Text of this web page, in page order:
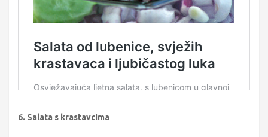
6. Salata s krastavcima